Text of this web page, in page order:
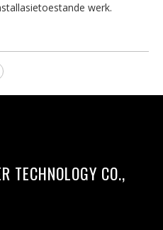
werk.
TECHNOLOGY CO.,